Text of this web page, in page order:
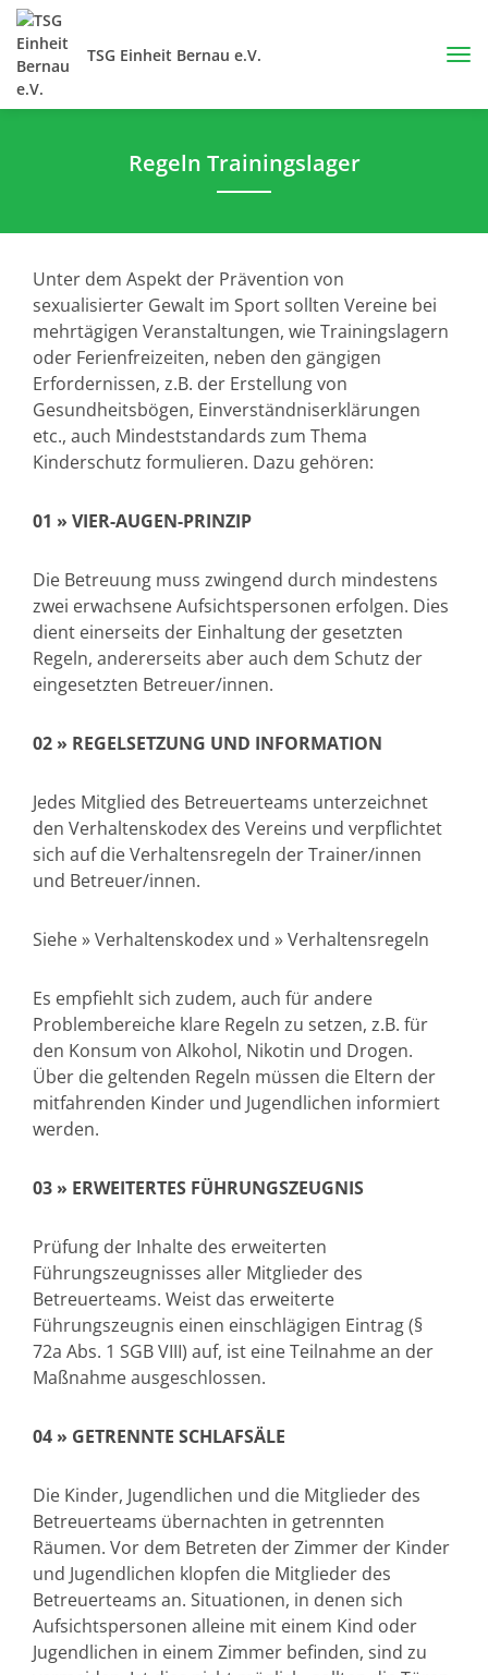
TSG Einheit Bernau e.V.
Regeln Trainingslager
Unter dem Aspekt der Prävention von
sexualisierter Gewalt im Sport sollten Vereine bei
mehrtägigen Veranstaltungen, wie Trainingslagern
oder Ferienfreizeiten, neben den gängigen
Erfordernissen, z.B. der Erstellung von
Gesundheitsbögen, Einverständniserklärungen
etc., auch Mindeststandards zum Thema
Kinderschutz formulieren. Dazu gehören:
01 » VIER-AUGEN-PRINZIP
Die Betreuung muss zwingend durch mindestens
zwei erwachsene Aufsichtspersonen erfolgen. Dies
dient einerseits der Einhaltung der gesetzten
Regeln, andererseits aber auch dem Schutz der
eingesetzten Betreuer/innen.
02 » REGELSETZUNG UND INFORMATION
Jedes Mitglied des Betreuerteams unterzeichnet
den Verhaltenskodex des Vereins und verpflichtet
sich auf die Verhaltensregeln der Trainer/innen
und Betreuer/innen.
Siehe » Verhaltenskodex und » Verhaltensregeln
Es empfiehlt sich zudem, auch für andere
Problembereiche klare Regeln zu setzen, z.B. für
den Konsum von Alkohol, Nikotin und Drogen.
Über die geltenden Regeln müssen die Eltern der
mitfahrenden Kinder und Jugendlichen informiert
werden.
03 » ERWEITERTES FÜHRUNGSZEUGNIS
Prüfung der Inhalte des erweiterten
Führungszeugnisses aller Mitglieder des
Betreuerteams. Weist das erweiterte
Führungszeugnis einen einschlägigen Eintrag (§
72a Abs. 1 SGB VIII) auf, ist eine Teilnahme an der
Maßnahme ausgeschlossen.
04 » GETRENNTE SCHLAFSÄLE
Die Kinder, Jugendlichen und die Mitglieder des
Betreuerteams übernachten in getrennten
Räumen. Vor dem Betreten der Zimmer der Kinder
und Jugendlichen klopfen die Mitglieder des
Betreuerteams an. Situationen, in denen sich
Aufsichtspersonen alleine mit einem Kind oder
Jugendlichen in einem Zimmer befinden, sind zu